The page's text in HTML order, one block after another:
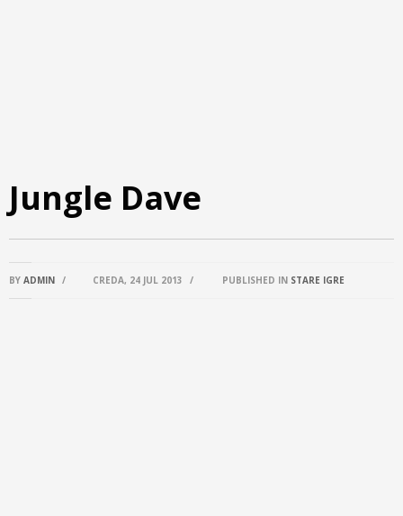
Jungle Dave
BY ADMIN / CREDA, 24 JUL 2013 / PUBLISHED IN STARE IGRE